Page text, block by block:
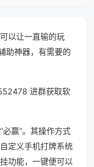
以让一直输的玩
助神器，有需要的
进群获取软
赢”。其操作方式
定义手机打牌系统
功能，一键便可以